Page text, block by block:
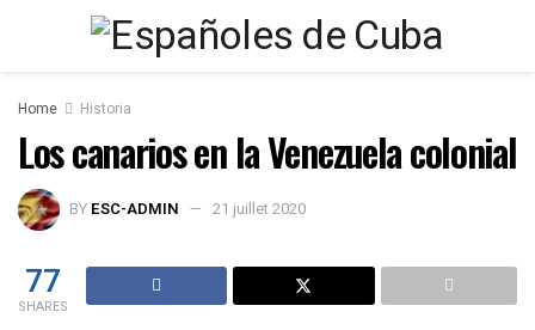
Home Historia
Los canarios en la Venezuela colonial
BY ESC-ADMIN 21 juillet 2020
77
SHARES